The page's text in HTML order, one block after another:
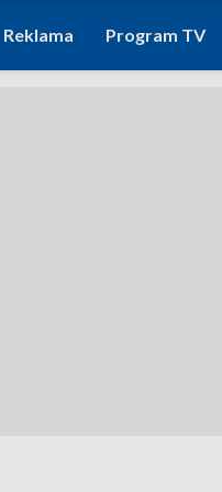
Reklama Program TV